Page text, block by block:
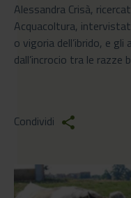
Alessandra Crisà,
Acquacoltura,
o vigoria dell’ibrido, e
dall’incrocio tra le razze
Condividi share